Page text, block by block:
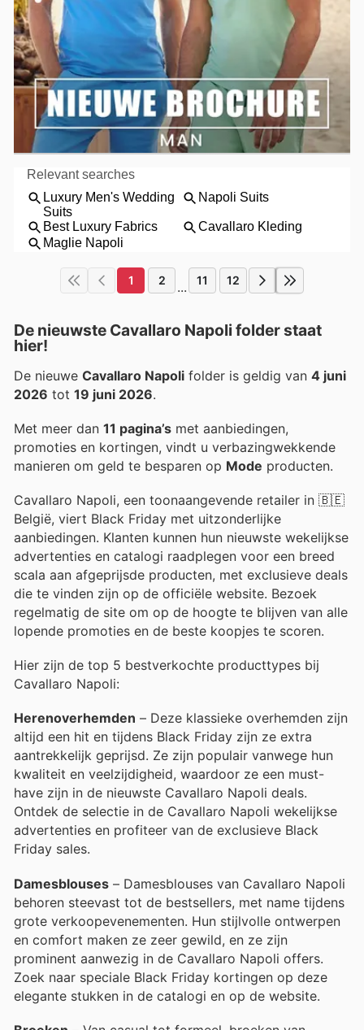
1 2 ... 11 12
De nieuwste Cavallaro Napoli folder staat
hier!
De nieuwe Cavallaro Napoli folder is geldig van 4 juni
2026 tot 19 juni 2026.
Met meer dan 11 pagina’s met aanbiedingen,
promoties en kortingen, vindt u verbazingwekkende
manieren om geld te besparen op Mode producten.
Cavallaro Napoli, een toonaangevende retailer in 🇧🇪
België, viert Black Friday met uitzonderlijke
aanbiedingen. Klanten kunnen hun nieuwste wekelijkse
advertenties en catalogi raadplegen voor een breed
scala aan afgeprijsde producten, met exclusieve deals
die te vinden zijn op de officiële website. Bezoek
regelmatig de site om op de hoogte te blijven van alle
lopende promoties en de beste koopjes te scoren.
Hier zijn de top 5 bestverkochte producttypes bij
Cavallaro Napoli:
Herenoverhemden – Deze klassieke overhemden zijn
altijd een hit en tijdens Black Friday zijn ze extra
aantrekkelijk geprijsd. Ze zijn populair vanwege hun
kwaliteit en veelzijdigheid, waardoor ze een must-
have zijn in de nieuwste Cavallaro Napoli deals.
Ontdek de selectie in de Cavallaro Napoli wekelijkse
advertenties en profiteer van de exclusieve Black
Friday sales.
Damesblouses – Damesblouses van Cavallaro Napoli
behoren steevast tot de bestsellers, met name tijdens
grote verkoopevenementen. Hun stijlvolle ontwerpen
en comfort maken ze zeer gewild, en ze zijn
prominent aanwezig in de Cavallaro Napoli offers.
Zoek naar speciale Black Friday kortingen op deze
elegante stukken in de catalogi en op de website.